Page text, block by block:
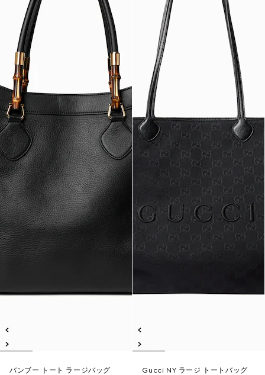
バンブー トート ラージバッグ
Gucci NY ラージ トートバッグ